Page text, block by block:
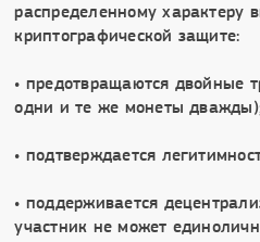
распределенному характеру
криптографической защите:
• предотвращаются двойные
одни и те же монеты
• подтверждается
• поддерживается
участник не может